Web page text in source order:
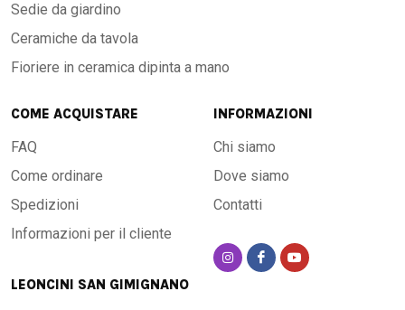
Sedie da giardino
Ceramiche da tavola
Fioriere in ceramica dipinta a mano
COME ACQUISTARE
FAQ
Come ordinare
Spedizioni
Informazioni per il cliente
INFORMAZIONI
Chi siamo
Dove siamo
Contatti
LEONCINI SAN GIMIGNANO